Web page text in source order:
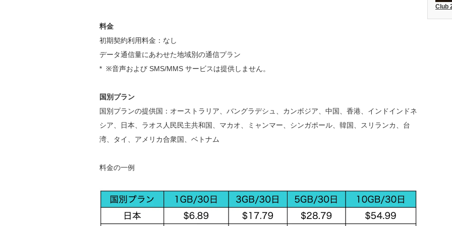
料金
初期契約利用料金：なし
データ通信量にあわせた地域別の通信プラン
* ※音声および SMS/MMS サービスは提供しません。
国別プラン
国別プランの提供国：オーストラリア、バングラデシュ、カンボジア、中国、香港、インドインドネ
シア、日本、ラオス人民民主共和国、マカオ、ミャンマー、シンガポール、韓国、スリランカ、台
湾、タイ、アメリカ合衆国、ベトナム
料金の一例
Club